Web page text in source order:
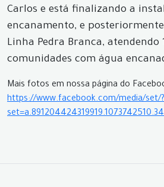
Carlos e está finalizando a
encanamento, e
Linha Pedra Branca, atendendo
comunidades com água
Mais fotos em nossa página do
https://www.facebook.com/media/set/?